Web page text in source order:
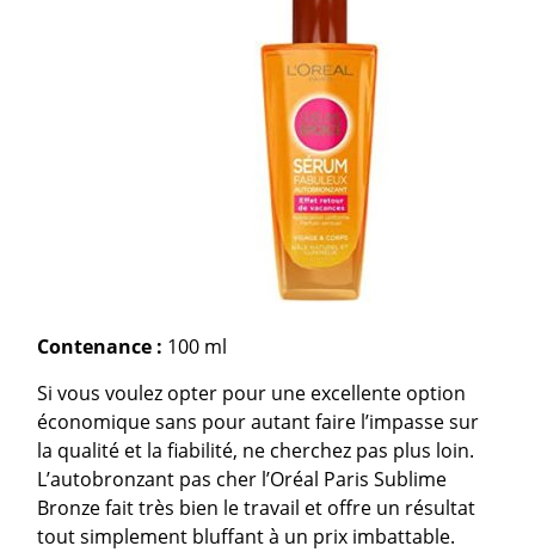
Contenance : 100 ml
Si vous voulez opter pour une excellente option
économique sans pour autant faire l’impasse sur
la qualité et la fiabilité, ne cherchez pas plus loin.
L’autobronzant pas cher l’Oréal Paris Sublime
Bronze fait très bien le travail et offre un résultat
tout simplement bluffant à un prix imbattable.